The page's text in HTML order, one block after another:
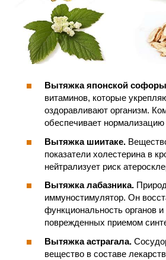
Вытяжка японской
витаминов, которые
оздоравливают организм.
обеспечивает
Вытяжка шиитаке.
показатели холестерина в
нейтрализует риск
Вытяжка лабазника.
иммуностимулятор. Он
функциональность органов и
поврежденных приемом
Вытяжка астрагала.
вещество в составе